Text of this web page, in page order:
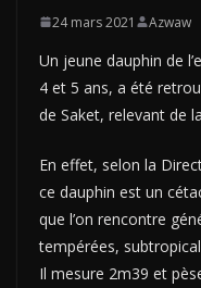
24 mars 2021 Azwaw
Un jeune dauphin de
4 et 5 ans, a été
de Saket, relevant de
En effet, selon la
ce dauphin est un
que l’on rencontre
tempérées,
Il mesure 2m39 et